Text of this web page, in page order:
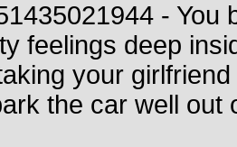
- You
feelings deep
your
the car well out